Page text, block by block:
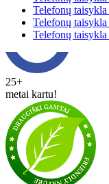
Telefonų
Telefonų
Telefonų
25+
metai kartu!